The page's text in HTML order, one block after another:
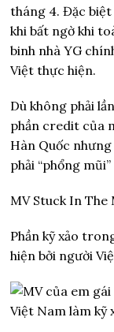
tháng 4. Đặc biệt
khi bất ngờ khi
binh nhà YG
Việt thực hiện.
Dù không phải
phần credit của
Hàn Quốc
phải “phổng
MV Stuck In The
Phần kỹ xảo
hiện bởi người